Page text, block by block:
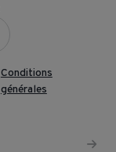
Conditions
générales